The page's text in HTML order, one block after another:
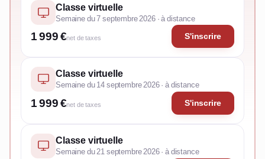
Classe virtuelle
Semaine du 7 septembre 2026 · à distance
1 999 €net de taxes S'inscrire
Classe virtuelle
Semaine du 14 septembre 2026 · à distance
1 999 €net de taxes S'inscrire
Classe virtuelle
Semaine du 21 septembre 2026 · à distance